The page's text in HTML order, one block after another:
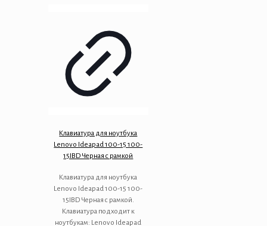
Клавиатура для ноутбука
Lenovo Ideapad 100-15 100-
15IBD Черная с рамкой
Клавиатура для ноутбука
Lenovo Ideapad 100-15 100-
15IBD Черная с рамкой.
Клавиатура подходит к
ноутбукам: Lenovo Ideapad